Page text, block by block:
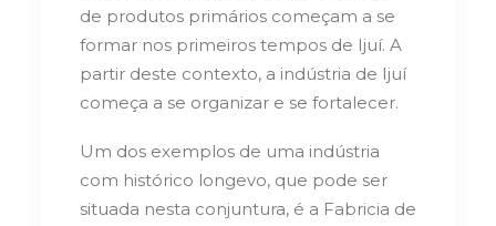
de produtos primários começam a se
formar nos primeiros tempos de Ijuí. A
partir deste contexto, a indústria de Ijuí
começa a se organizar e se fortalecer.
Um dos exemplos de uma indústria
com histórico longevo, que pode ser
situada nesta conjuntura, é a Fabricia de